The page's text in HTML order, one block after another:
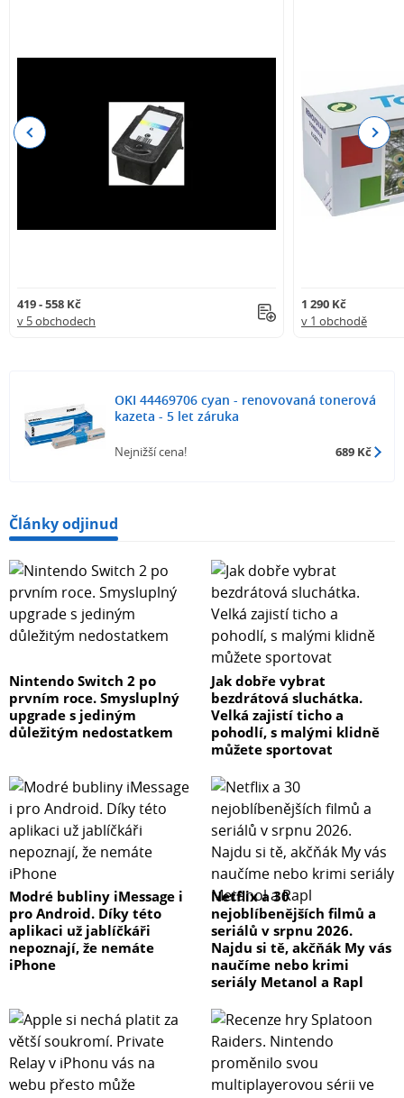
419 - 558 Kč
v 5 obchodech
1 290 Kč
v 1 obchodě
Previous Next
OKI 44469706 cyan - renovovaná tonerová
kazeta - 5 let záruka
Nejnižší cena! 689 Kč
Články odjinud
Nintendo Switch 2 po
prvním roce. Smysluplný
upgrade s jediným
důležitým nedostatkem
Jak dobře vybrat
bezdrátová sluchátka.
Velká zajistí ticho a
pohodlí, s malými klidně
můžete sportovat
Modré bubliny iMessage i
pro Android. Díky této
aplikaci už jablíčkáři
nepoznají, že nemáte
iPhone
Netflix a 30
nejoblíbenějších filmů a
seriálů v srpnu 2026.
Najdu si tě, akčňák My vás
naučíme nebo krimi
seriály Metanol a Rapl